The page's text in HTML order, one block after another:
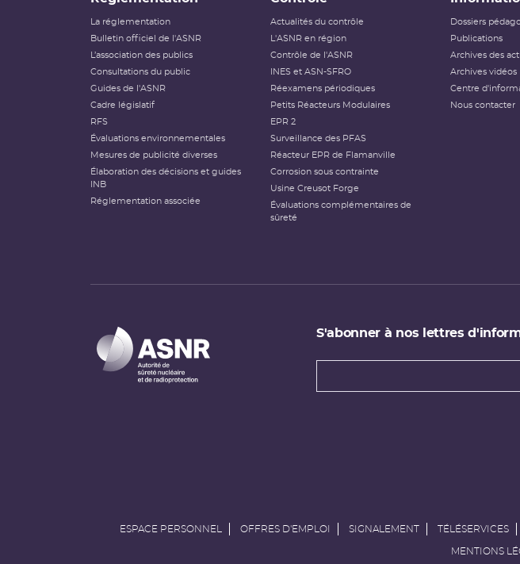
La réglementation
Bulletin officiel de l'ASNR
L’association des publics
Consultations du public
Guides de l'ASNR
Cadre législatif
RFS
Évaluations environnementales
Mesures de publicité diverses
Élaboration des décisions et guides
INB
Réglementation associée
Actualités du contrôle
L'ASNR en région
Contrôle de l'ASNR
INES et ASN-SFRO
Réexamens périodiques
Petits Réacteurs Modulaires
EPR 2
Surveillance des PFAS
Réacteur EPR de Flamanville
Corrosion sous contrainte
Usine Creusot Forge
Évaluations complémentaires de
sûreté
Dossiers
Publications
Archives des
Archives vidéos
Centre
Nous contacter
S'abonner à nos lettres
Types de
ESPACE PERSONNEL OFFRES D'EMPLOI SIGNALEMENT TÉLÉSERVICES
MENTIONS